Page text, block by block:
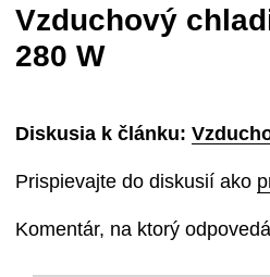
Vzduchový
280 W
Diskusia k článku:
Prispievajte do diskusií ako
Komentár, na ktorý